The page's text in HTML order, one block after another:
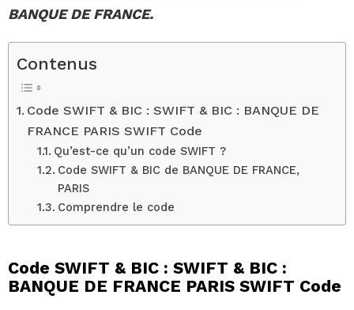
BANQUE DE FRANCE.
Contenus
Code SWIFT & BIC : SWIFT & BIC : BANQUE DE
FRANCE PARIS SWIFT Code
Qu’est-ce qu’un code SWIFT ?
Code SWIFT & BIC de BANQUE DE FRANCE,
PARIS
Comprendre le code
Code SWIFT & BIC : SWIFT & BIC :
BANQUE DE FRANCE PARIS SWIFT Code